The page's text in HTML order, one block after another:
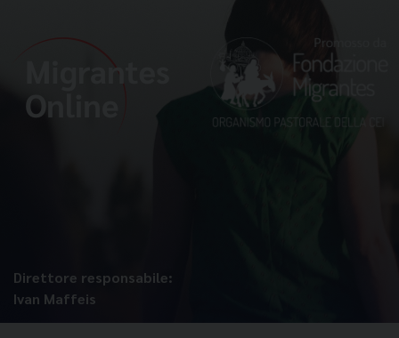
Direttore responsabile:
Ivan Maffeis